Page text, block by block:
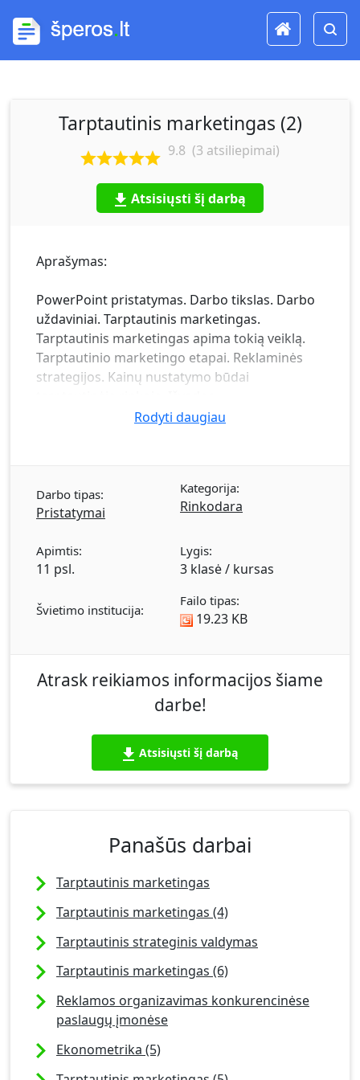
Tarptautinis marketingas (2)
9.8 (3 atsiliepimai)
Atsisiųsti šį darbą
Aprašymas:
PowerPoint pristatymas. Darbo tikslas. Darbo
uždaviniai. Tarptautinis marketingas.
Tarptautinis marketingas apima tokią veiklą.
Tarptautinio marketingo etapai. Reklaminės
strategijos. Kainų nustatymo būdai
Rodyti daugiau
Darbo tipas:
Pristatymai
Kategorija:
Rinkodara
Apimtis:
11 psl.
Lygis:
3 klasė / kursas
Švietimo institucija:
Failo tipas:
19.23 KB
Atrask reikiamos informacijos šiame
darbe!
Atsisiųsti šį darbą
Panašūs darbai
Tarptautinis marketingas
Tarptautinis marketingas (4)
Tarptautinis strateginis valdymas
Tarptautinis marketingas (6)
Reklamos organizavimas konkurencinėse
paslaugų įmonėse
Ekonometrika (5)